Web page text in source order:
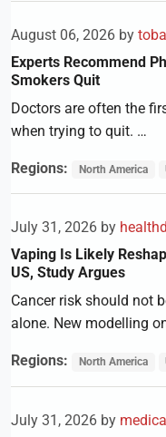
August 06, 2026 by
Experts Recommend
Smokers Quit
Doctors are often the
when trying to quit. …
Regions: North America
July 31, 2026 by
Vaping Is Likely
US, Study Argues
Cancer risk should not
alone. New modelling
Regions: North America
July 31, 2026 by